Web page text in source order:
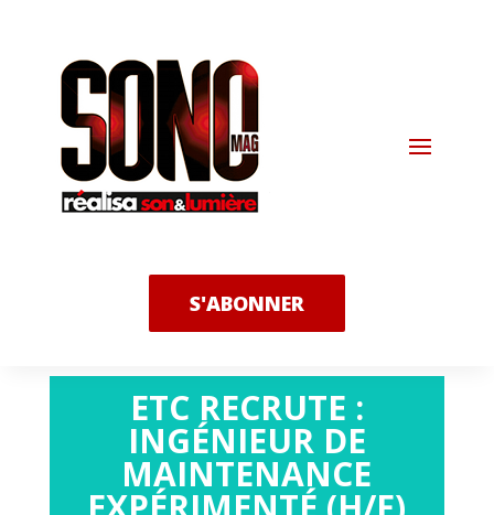
S'ABONNER
ETC RECRUTE :
INGÉNIEUR DE
MAINTENANCE